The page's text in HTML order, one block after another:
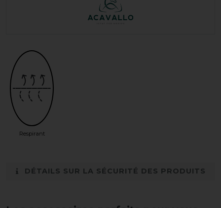
Respirant
DÉTAILS SUR LA SÉCURITÉ DES PRODUITS